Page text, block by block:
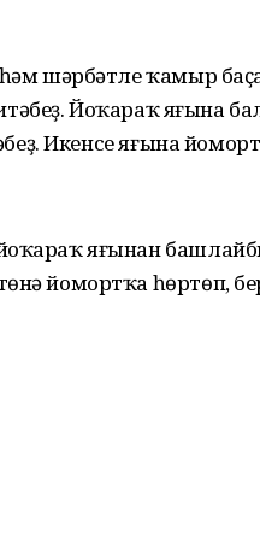
шәрбәтле ҡамыр
Йоҡараҡ яғына
Икенсе яғына
яғынан
йомортҡа һөртөп,